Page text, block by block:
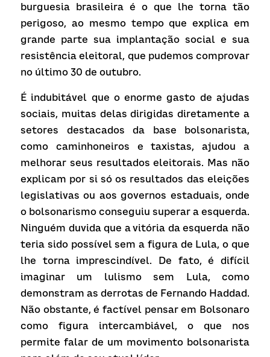
burguesia brasileira é o que lhe torna tão
perigoso, ao mesmo tempo que explica em
grande parte sua implantação social e sua
resistência eleitoral, que pudemos comprovar
no último 30 de outubro.
É indubitável que o enorme gasto de ajudas
sociais, muitas delas dirigidas diretamente a
setores destacados da base bolsonarista,
como caminhoneiros e taxistas, ajudou a
melhorar seus resultados eleitorais. Mas não
explicam por si só os resultados das eleições
legislativas ou aos governos estaduais, onde
o bolsonarismo conseguiu superar a esquerda.
Ninguém duvida que a vitória da esquerda não
teria sido possível sem a figura de Lula, o que
lhe torna imprescindível. De fato, é difícil
imaginar um lulismo sem Lula, como
demonstram as derrotas de Fernando Haddad.
Não obstante, é factível pensar em Bolsonaro
como figura intercambiável, o que nos
permite falar de um movimento bolsonarista